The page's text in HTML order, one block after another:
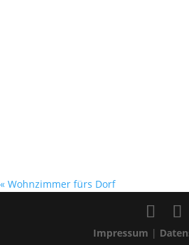
« Wohnzimmer fürs Dorf
Impressum |